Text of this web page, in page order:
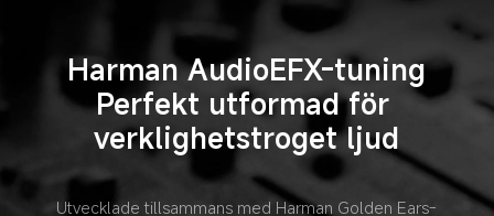
Harman AudioEFX-tuning
Perfekt utformad för
verklighetstroget ljud
Utvecklade tillsammans med Harman Golden Ears-